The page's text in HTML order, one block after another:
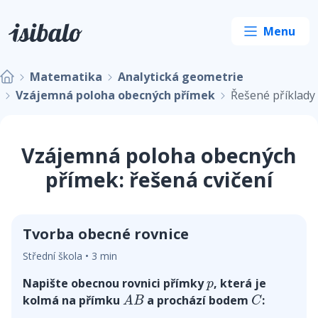
Matematika
Analytická geometrie
Vzájemná poloha obecných přímek
Řešené příklady
Vzájemná poloha obecných
přímek: řešená cvičení
Tvorba obecné rovnice
Střední škola • 3 min
Napište obecnou rovnici přímkyp
p, která je
kolmá na přímku AB
AB a prochází bodem C
C: